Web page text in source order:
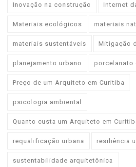
Inovação na construção Internet
Materiais ecológicos materiais
materiais sustentáveis Mitigação
planejamento urbano porcelanato
Preço de um Arquiteto em Curitiba
psicologia ambiental
Quanto custa um Arquiteto em
requalificação urbana resiliência
sustentabilidade arquitetônica